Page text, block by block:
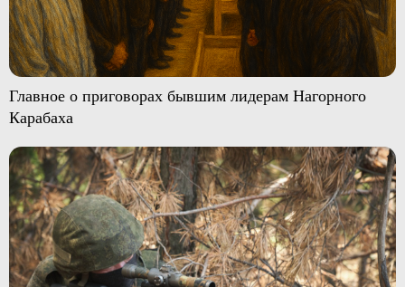
Главное о приговорах бывшим лидерам Нагорного
Карабаха